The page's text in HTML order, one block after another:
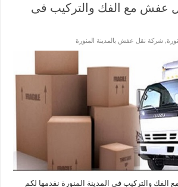
عفش مع الفك والتركيب فى
,شركة نقل عفش بالمدينة المنورة
والتركيب فى المدينة المنورة نقدمها لكم